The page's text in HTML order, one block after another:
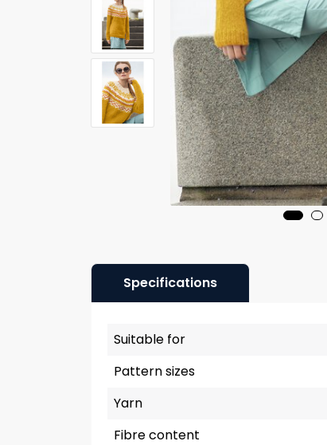
Specifications
Suitable for
Pattern sizes
Yarn
Fibre content